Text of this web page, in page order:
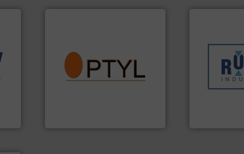
van officiële mg/Nm³ tot
QAL1 metingen: Optyl is het
aanspreekpunt voor uw
vragen omtrent stof.Meer klanten in
sectoren